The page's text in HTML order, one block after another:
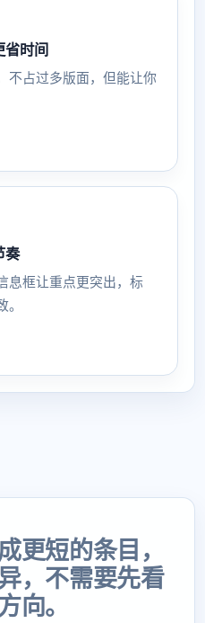
省时间
不占过多版面，但能让你
奏
息框让重点更突出，标
更短的条目，
，不需要先看
向。